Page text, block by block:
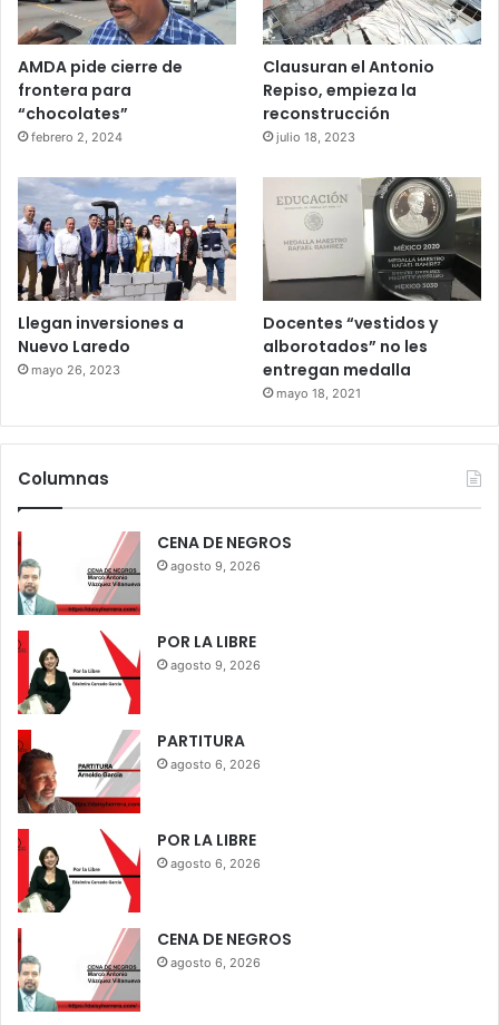
AMDA pide cierre de
frontera para
“chocolates”
febrero 2, 2024
Clausuran el Antonio
Repiso, empieza la
reconstrucción
julio 18, 2023
Llegan inversiones a
Nuevo Laredo
mayo 26, 2023
Docentes “vestidos y
alborotados” no les
entregan medalla
mayo 18, 2021
Columnas
CENA DE NEGROS
agosto 9, 2026
POR LA LIBRE
agosto 9, 2026
PARTITURA
agosto 6, 2026
POR LA LIBRE
agosto 6, 2026
CENA DE NEGROS
agosto 6, 2026